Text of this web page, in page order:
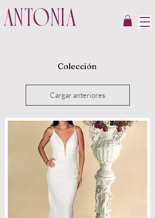
ANTONIA
Cargar anteriores
Colección